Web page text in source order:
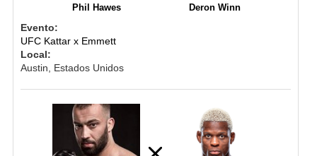
Phil Hawes Deron Winn
Evento:
UFC Kattar x Emmett
Local:
Austin, Estados Unidos